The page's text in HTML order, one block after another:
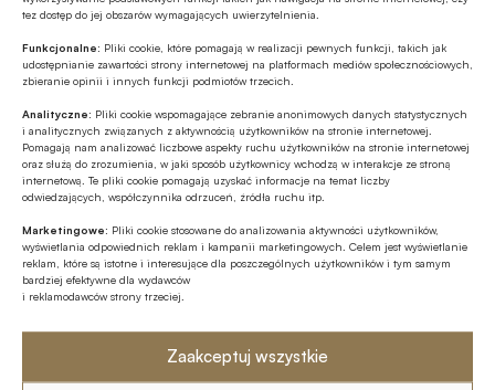
tez dostęp do jej obszarów wymagających uwierzytelnienia.
Funkcjonalne: Pliki cookie, które pomagają w realizacji pewnych funkcji, takich jak
udostępnianie zawartości strony internetowej na platformach mediów społecznościowych,
zbieranie opinii i innych funkcji podmiotów trzecich.
Analityczne: Pliki cookie wspomagające zebranie anonimowych danych statystycznych
i analitycznych związanych z aktywnością użytkowników na stronie internetowej.
Pomagają nam analizować liczbowe aspekty ruchu użytkowników na stronie internetowej
oraz służą do zrozumienia, w jaki sposób użytkownicy wchodzą w interakcje ze stroną
internetową. Te pliki cookie pomagają uzyskać informacje na temat liczby
odwiedzających, współczynnika odrzuceń, źródła ruchu itp.
Marketingowe: Pliki cookie stosowane do analizowania aktywności użytkowników,
wyświetlania odpowiednich reklam i kampanii marketingowych. Celem jest wyświetlanie
reklam, które są istotne i interesujące dla poszczególnych użytkowników i tym samym
bardziej efektywne dla wydawców
i reklamodawców strony trzeciej.
Zaakceptuj wszystkie